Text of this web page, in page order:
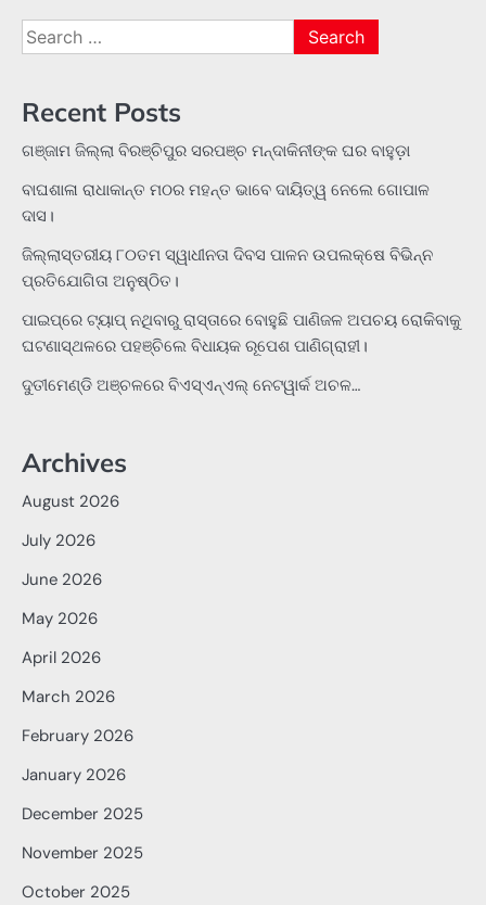
Search
for:
Recent Posts
ଗଞ୍ଜାମ ଜିଲ୍ଲା ବିରଞ୍ଚିପୁର ସରପଞ୍ଚ ମନ୍ଦାକିନୀଙ୍କ ଘର ବାହୁଡ଼ା
ବାଘଶାଳା ରାଧାକାନ୍ତ ମଠର ମହନ୍ତ ଭାବେ ଦାୟିତ୍ୱ ନେଲେ ଗୋପାଳ
ଦାସ।
ଜିଲ୍ଲାସ୍ତରୀୟ ୮୦ତମ ସ୍ୱାଧୀନତା ଦିବସ ପାଳନ ଉପଲକ୍ଷେ ବିଭିନ୍ନ
ପ୍ରତିଯୋଗିତା ଅନୁଷ୍ଠିତ।
ପାଇପ୍‌ରେ ଟ୍ୟାପ୍‌ ନଥିବାରୁ ରାସ୍ତାରେ ବୋହୁଛି ପାଣିଜଳ ଅପଚୟ ରୋକିବାକୁ
ଘଟଣାସ୍ଥଳରେ ପହଞ୍ଚିଲେ ବିଧାୟକ ରୂପେଶ ପାଣିଗ୍ରାହୀ।
ଦୁତୀମେଣ୍ଡି ଅଞ୍ଚଳରେ ବିଏସ୍‌ଏନ୍‌ଏଲ୍‌ ନେଟୱାର୍କ ଅଚଳ…
Archives
August 2026
July 2026
June 2026
May 2026
April 2026
March 2026
February 2026
January 2026
December 2025
November 2025
October 2025